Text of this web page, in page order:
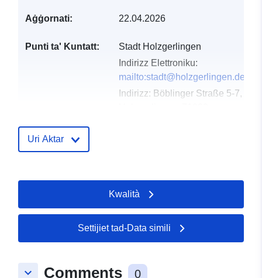
Aġġornati: 22.04.2026
Punti ta' Kuntatt:
Stadt Holzgerlingen
Indirizz Elettroniku:
mailto:stadt@holzgerlingen.de
Indirizz: Böblinger Straße 5-7,
Reġistru tal-
Miżjud ma’ data.europa.eu:
02 May 2026
Aġġornat fuq data.europa.eu:
02 August 2026
48.6436196 ], [ 9.0183727,
Uri Aktar
Kwalità
Settijiet tad-Data simili
keyboard_arrow_down Comments 0